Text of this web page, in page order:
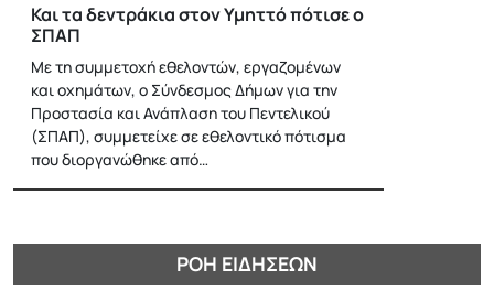
Και τα δεντράκια στον Υμηττό πότισε ο
ΣΠΑΠ
Με τη συμμετοχή εθελοντών, εργαζομένων
και οχημάτων, ο Σύνδεσμος Δήμων για την
Προστασία και Ανάπλαση του Πεντελικού
(ΣΠΑΠ), συμμετείχε σε εθελοντικό πότισμα
που διοργανώθηκε από…
ΡΟΉ ΕΙΔΉΣΕΩΝ